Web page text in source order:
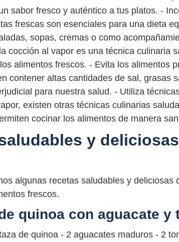
sabor fresco y auténtico a tus platos. -
frescas son esenciales para una dieta
sopas, cremas o como
cocción al vapor es una técnica culinaria
alimentos frescos. - Evita los alimentos
contener altas cantidades de sal, grasas
para nuestra salud. - Utiliza
existen otras técnicas culinarias
cocinar los alimentos de manera
y
algunas recetas saludables y deliciosas
frescos.
quinoa con aguacate y
de quinoa - 2 aguacates maduros - 2